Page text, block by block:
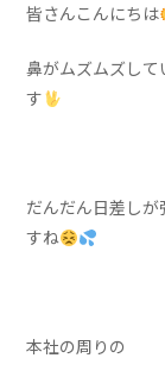
皆さんこんにちは
鼻がムズムズし
す
だんだん日差し
すね
本社の周りの